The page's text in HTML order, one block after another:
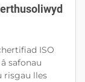
ISO
safonau
risgau lles